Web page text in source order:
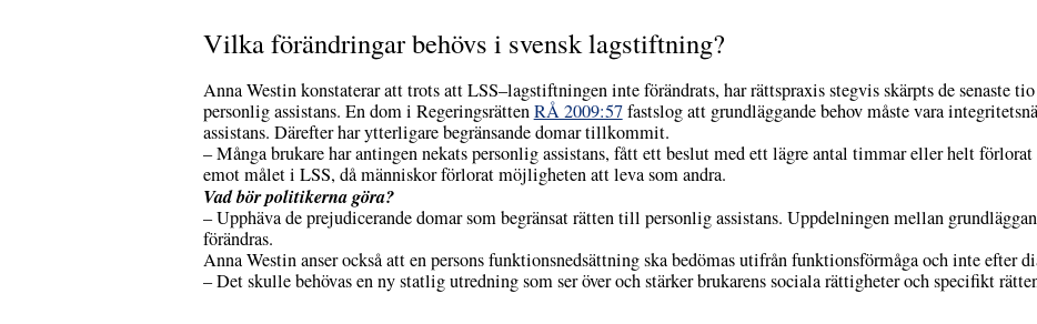
Vilka förändringar behövs i svensk lagstiftning?
Anna Westin konstaterar att trots att LSS–lagstiftningen inte förändrats, har rättspraxis stegvis skärpts de senaste
personlig assistans. En dom i RegeringsrättenRÅ 2009:57fastslog att grundläggande behov måste vara
assistans. Därefter har ytterligare begränsande domar tillkommit.
– Många brukare har antingen nekats personlig assistans, fått ett beslut med ett lägre antal timmar eller helt
emot målet i LSS, då människor förlorat möjligheten att leva som andra.
Vad bör politikerna göra?
– Upphäva de prejudicerande domar som begränsat rätten till personlig assistans. Uppdelningen mellan
förändras.
Anna Westin anser också att en persons funktionsnedsättning ska bedömas utifrån funktionsförmåga och inte efter
– Det skulle behövas en ny statlig utredning som ser över och stärker brukarens sociala rättigheter och specifikt